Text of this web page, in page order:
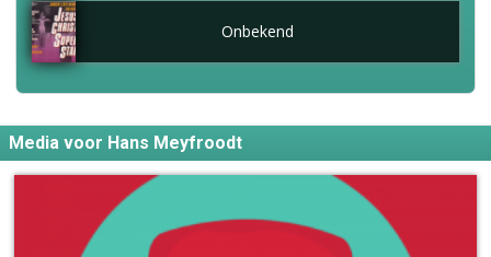
Onbekend
Media voor Hans Meyfroodt